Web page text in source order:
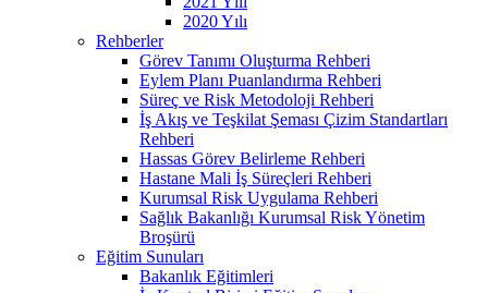
2020 Yılı
Rehberler
Görev Tanımı Oluşturma Rehberi
Eylem Planı Puanlandırma Rehberi
Süreç ve Risk Metodoloji Rehberi
İş Akış ve Teşkilat Şeması Çizim Standartları
Rehberi
Hassas Görev Belirleme Rehberi
Hastane Mali İş Süreçleri Rehberi
Kurumsal Risk Uygulama Rehberi
Sağlık Bakanlığı Kurumsal Risk Yönetim
Broşürü
Eğitim Sunuları
Bakanlık Eğitimleri